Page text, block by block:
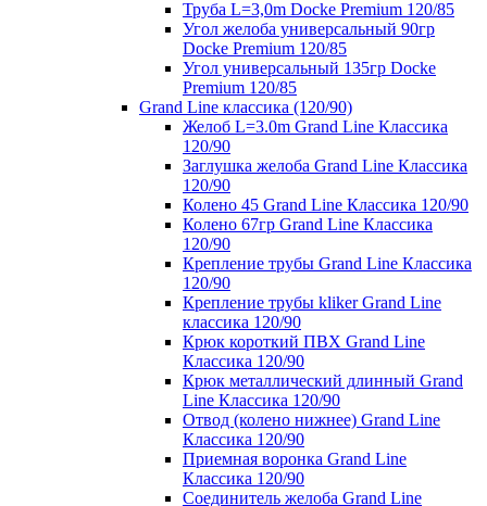
Труба L=3,0m Docke Premium 120/85
Угол желоба универсальный 90гр
Docke Premium 120/85
Угол универсальный 135гр Docke
Premium 120/85
Grand Line классика (120/90)
Желоб L=3.0m Grand Line Классика
120/90
Заглушка желоба Grand Line Классика
120/90
Колено 45 Grand Line Классика 120/90
Колено 67гр Grand Line Классика
120/90
Крепление трубы Grand Line Классика
120/90
Крепление трубы kliker Grand Line
классика 120/90
Крюк короткий ПВХ Grand Line
Классика 120/90
Крюк металлический длинный Grand
Line Классика 120/90
Отвод (колено нижнее) Grand Line
Классика 120/90
Приемная воронка Grand Line
Классика 120/90
Соединитель желоба Grand Line